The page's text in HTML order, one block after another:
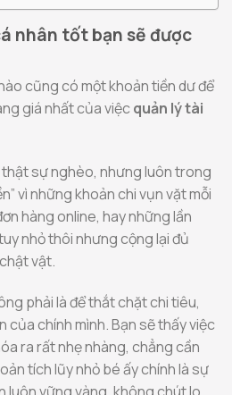
nhân tốt bạn sẽ được
cũng có một khoản tiền dư để
giá nhất của việc quản lý tài
sự nghèo, nhưng luôn trong
vì những khoản chi vụn vặt mỗi
hàng online, hay những lần
nhỏ thôi nhưng cộng lại đủ
vật.
phải là để thắt chặt chi tiêu,
của chính mình. Bạn sẽ thấy việc
ra rất nhẹ nhàng, chẳng cần
tích lũy nhỏ bé ấy chính là sự